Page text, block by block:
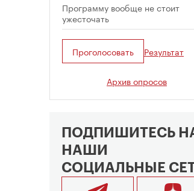
Программу вообще не стоит
ужесточать
Проголосовать Результат
Архив опросов
ПОДПИШИТЕСЬ
НАШИ
СОЦИАЛЬНЫЕ